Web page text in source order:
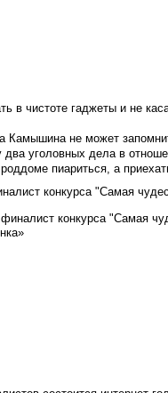
в чистоте гаджеты и не
Камышина не может
уголовных дела в
пиариться, а
конкурса "Самая